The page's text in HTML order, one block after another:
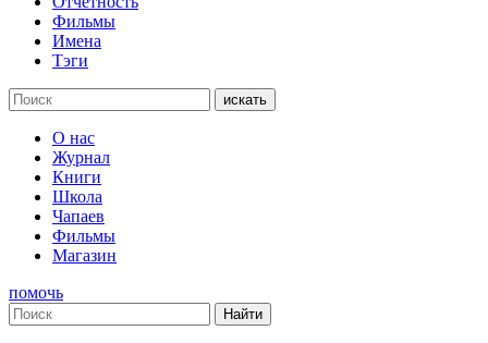
Фильмы
Имена
Тэги
искать
О нас
Журнал
Книги
Школа
Чапаев
Фильмы
Магазин
помочь